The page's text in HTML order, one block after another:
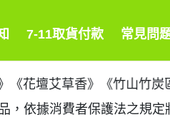
7-11取貨付款 常見問
壇艾草香》《竹山竹炭
，依據消費者保護法之規定